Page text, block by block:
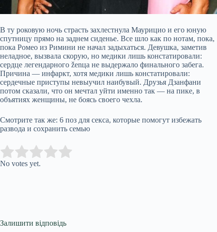
В ту роковую ночь страсть захлестнула Маурицио и его юную
спутницу прямо на заднем сиденье. Все шло как по нотам, пока,
пока Ромео из Римини не начал задыхаться. Девушка, заметив
неладное, вызвала скорую, но медики лишь констатировали:
сердце легендарного ženца не выдержало финального забега.
Причина — инфаркт, хотя медики лишь констатировали:
сердечные приступы невыучил наибувый. Друзья Дзанфани
потом сказали, что он мечтал уйти именно так — на пике, в
объятиях женщины, не боясь своего чехла.
Смотрите так же: 6 поз для секса, которые помогут избежать
развода и сохранить семью
Rate this item:
No votes yet.
Залишити відповідь